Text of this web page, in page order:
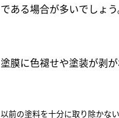
である場合が多いでしょう
塗膜に色褪せや塗装が剥
以前の塗料を十分に取り除かな